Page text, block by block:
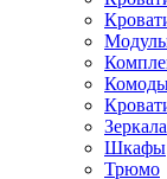
Зеркала
Шкафы
Трюмо